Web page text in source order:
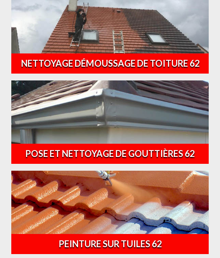
NETTOYAGE DÉMOUSSAGE DE TOITURE 62
POSE ET NETTOYAGE DE GOUTTIÈRES 62
PEINTURE SUR TUILES 62